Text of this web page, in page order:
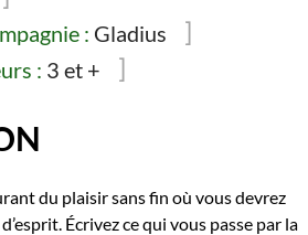
: Gladius
: 3 et +
du plaisir sans fin où vous devrez
Écrivez ce qui vous passe par la